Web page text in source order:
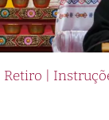
Retiro |